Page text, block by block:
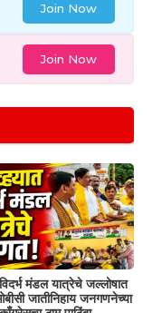
Join Now
Join Now
विदर्भ मंडल यात्रेचे जल्लोषात
जातीनिहाय जनगणनेच्या